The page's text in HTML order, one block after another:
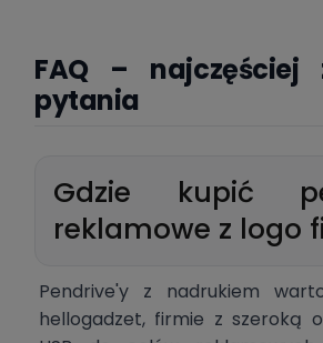
FAQ – najczęściej
pytania
Gdzie kupić
reklamowe z logo
Pendrive'y z nadrukiem
hellogadzet, firmie z szeroką